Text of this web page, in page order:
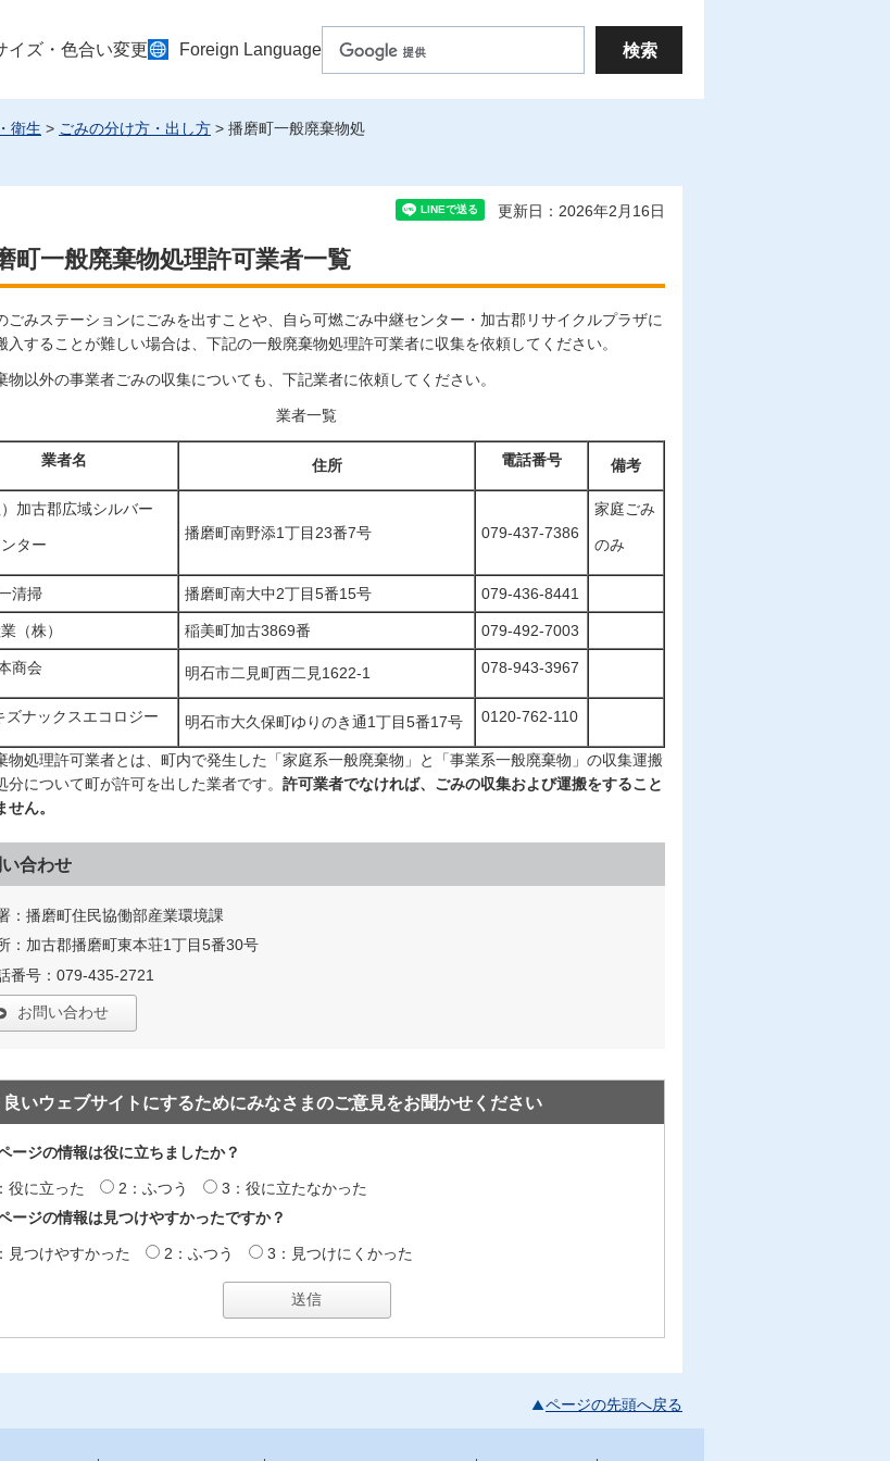
イズ・色合い変更 Foreign Language
衛生 > ごみの分け方・出し方 > 播磨町一般廃棄物処
更新日：2026年2月16日
町一般廃棄物処理許可業者一覧
ごみステーションにごみを出すことや、自ら可燃ごみ中継センター・加古郡リサイクルプラザに
入することが難しい場合は、下記の一般廃棄物処理許可業者に収集を依頼してください。
物以外の事業者ごみの収集についても、下記業者に依頼してください。
業者一覧
業者名 住所 電話番号 備考
）加古郡広域シルバー
ター
播磨町南野添1丁目23番7号 079-437-7386
家庭ごみ
のみ
清掃 播磨町南大中2丁目5番15号 079-436-8441
（株） 稲美町加古3869番 079-492-7003
商会 明石市二見町西二見1622-1 078-943-3967
ズナックスエコロジー 明石市大久保町ゆりのき通1丁目5番17号 0120-762-110
物処理許可業者とは、町内で発生した「家庭系一般廃棄物」と「事業系一般廃棄物」の収集運搬
分について町が許可を出した業者です。 許可業者でなければ、ごみの収集および運搬をすること
せん。
合わせ
：播磨町住民協働部産業環境課
：加古郡播磨町東本荘1丁目5番30号
番号：079-435-2721
お問い合わせ
良いウェブサイトにするためにみなさまのご意見をお聞かせください
ージの情報は役に立ちましたか？
役に立った 2：ふつう
3：役に立たなかった
ージの情報は見つけやすかったですか？
見つけやすかった 2：ふつう 3：見つけにくかった
ページの先頭へ戻る